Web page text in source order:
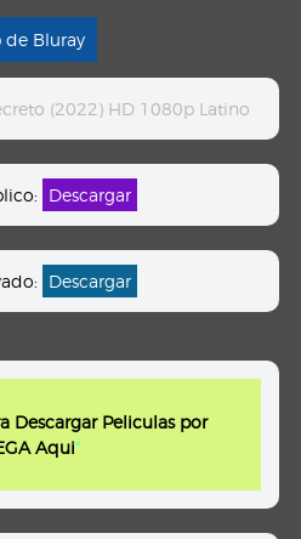
de Bluray
(2022) HD 1080p Latino
Descargar
Descargar
Descargar Peliculas por
Aqui"